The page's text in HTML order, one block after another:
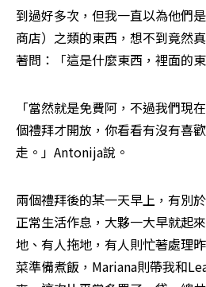
到過好多次，但我一直以為他們
商店）之類的東西，想不到竟然
著問：「這是什麼東西，裡面的東
「當然就是免費阿，不過我們現
個禮拜才開放，你看看有沒有喜
走。」Antonija說。
兩個禮拜後的某一天早上，有別
正常生活作息，大夥一大早就起
地、有人拖地，有人則忙著處理
菜準備煮飯，Mariana則帶我和